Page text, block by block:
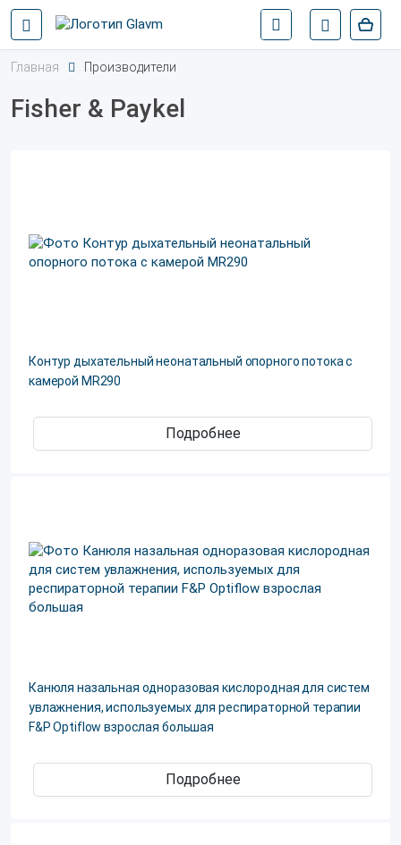
Главная Производители
Fisher & Paykel
Контур дыхательный неонатальный опорного потока с
камерой MR290
Подробнее
Канюля назальная одноразовая кислородная для систем
увлажнения, используемых для респираторной терапии
F&P Optiflow взрослая большая
Подробнее